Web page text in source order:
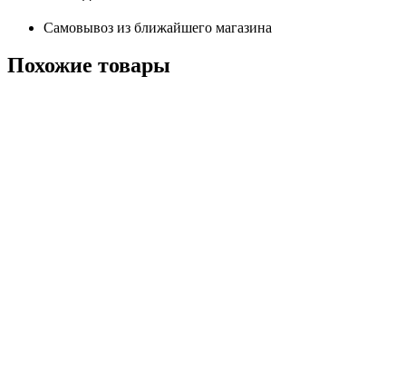
Самовывоз из ближайшего магазина
Похожие товары